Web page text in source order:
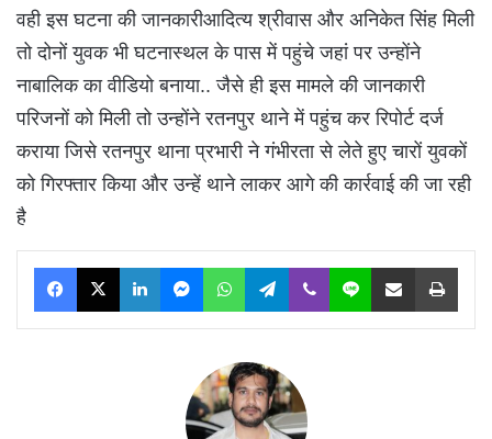
वही इस घटना की जानकारीआदित्य श्रीवास और अनिकेत सिंह मिली
तो दोनों युवक भी घटनास्थल के पास में पहुंचे जहां पर उन्होंने
नाबालिक का वीडियो बनाया.. जैसे ही इस मामले की जानकारी
परिजनों को मिली तो उन्होंने रतनपुर थाने में पहुंच कर रिपोर्ट दर्ज
कराया जिसे रतनपुर थाना प्रभारी ने गंभीरता से लेते हुए चारों युवकों
को गिरफ्तार किया और उन्हें थाने लाकर आगे की कार्रवाई की जा रही
है
Facebook
X LinkedInMessengerWhatsAppTelegram
Viber Line Share via Email Print